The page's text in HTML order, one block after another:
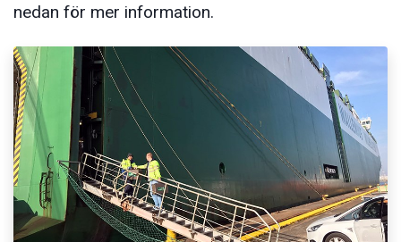
nedan för mer information.